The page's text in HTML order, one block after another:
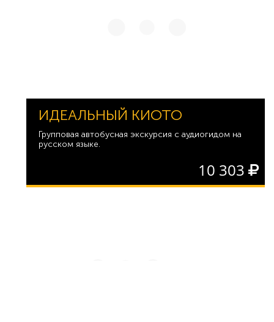
ИДЕАЛЬНЫЙ КИОТО
Групповая автобусная экскурсия с аудиогидом на
русском языке.
10 303